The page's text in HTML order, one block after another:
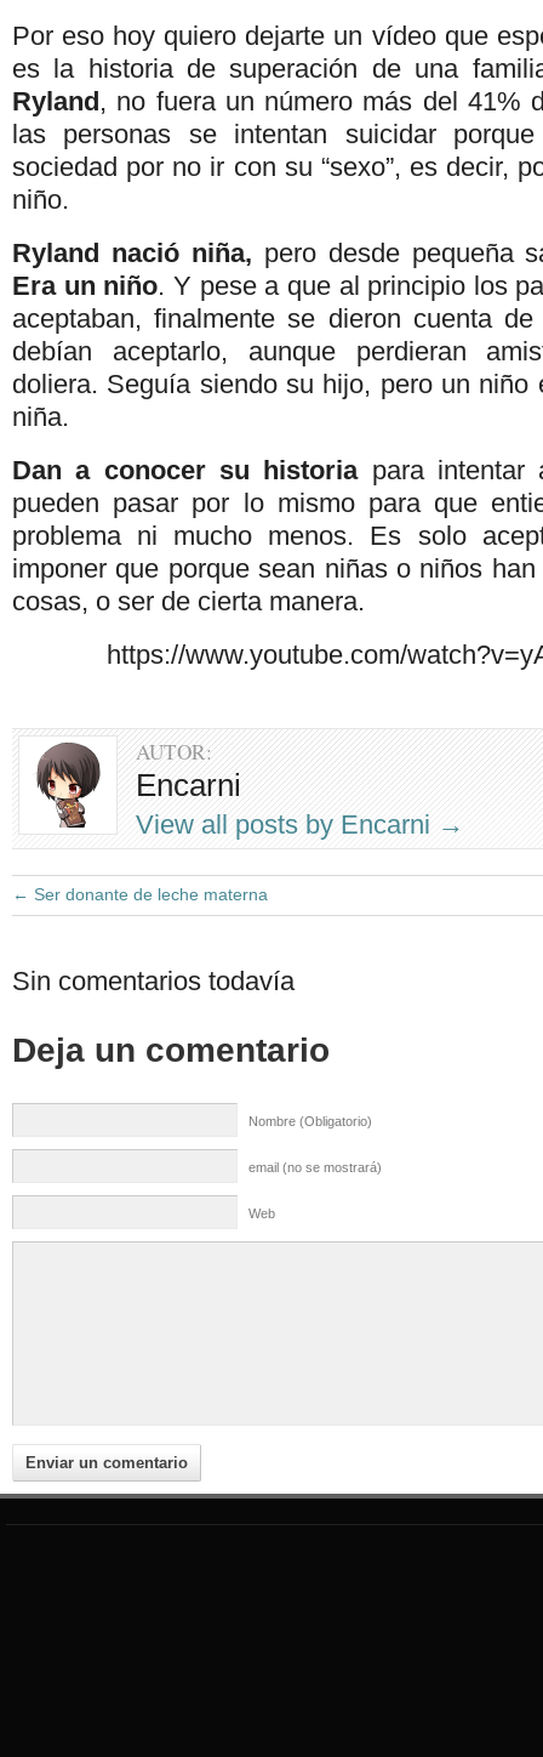
Por eso hoy quiero dejarte un vídeo que
es la historia de superación de una
Ryland , no fuera un número más del 41%
las personas se intentan suicidar
sociedad por no ir con su “sexo”, es decir,
niño.
Ryland nació niña, pero desde pequeña
Era un niño. Y pese a que al principio los
aceptaban, finalmente se dieron cuenta
debían aceptarlo, aunque perdieran
doliera. Seguía siendo su hijo, pero un niño
niña.
Dan a conocer su historia para intentar
pueden pasar por lo mismo para que
problema ni mucho menos. Es solo
imponer que porque sean niñas o niños
cosas, o ser de cierta manera.
https://www.youtube.com/
AUTOR:
Encarni
View all posts by Encarni →
← Ser donante de leche materna
Sin comentarios todavía
Deja un comentario
Nombre (Obligatorio)
email (no se mostrará)
Web